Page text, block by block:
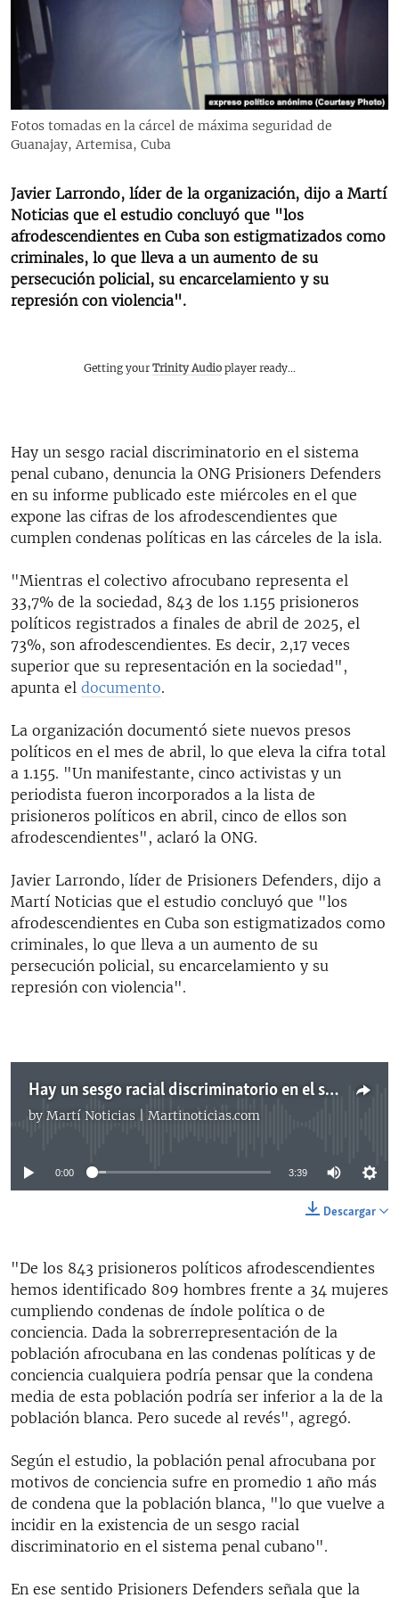
RADIO MARTÍ
ESPECIALES
LA REALIDAD DE LA VIVIENDA EN CUBA
SER VIEJO EN CUBA
LOS SANTOS DE HIALEAH
DESINFORMACIÓN RUSA EN AMÉRICA LATINA
LA INVASIÓN DE RUSIA A UCRANIA
EDITORIALES
Fotos tomadas en la cárcel de máxima seguridad de
Guanajay, Artemisa, Cuba
Javier Larrondo, líder de la organización, dijo a Martí
Noticias que el estudio concluyó que "los
afrodescendientes en Cuba son estigmatizados como
criminales, lo que lleva a un aumento de su
persecución policial, su encarcelamiento y su
represión con violencia".
Getting yourTrinity Audio player ready...
Hay un sesgo racial discriminatorio en el sistema
penal cubano, denuncia la ONG Prisioners Defenders
en su informe publicado este miércoles en el que
expone las cifras de los afrodescendientes que
cumplen condenas políticas en las cárceles de la isla.
"Mientras el colectivo afrocubano representa el
33,7% de la sociedad, 843 de los 1.155 prisioneros
políticos registrados a finales de abril de 2025, el
73%, son afrodescendientes. Es decir, 2,17 veces
superior que su representación en la sociedad",
apunta el documento.
La organización documentó siete nuevos presos
políticos en el mes de abril, lo que eleva la cifra total
a 1.155. "Un manifestante, cinco activistas y un
periodista fueron incorporados a la lista de
prisioneros políticos en abril, cinco de ellos son
afrodescendientes", aclaró la ONG.
Javier Larrondo, líder de Prisioners Defenders, dijo a
Martí Noticias que el estudio concluyó que "los
afrodescendientes en Cuba son estigmatizados como
criminales, lo que lleva a un aumento de su
persecución policial, su encarcelamiento y su
represión con violencia".
Hay un sesgo racial discriminatorio en el sistema penal cubano, denuncia ONG
by Martí Noticias | Martinoticias.com
No media source currently available
0:00 3:39
Descargar
"De los 843 prisioneros políticos afrodescendientes
hemos identificado 809 hombres frente a 34 mujeres
cumpliendo condenas de índole política o de
conciencia. Dada la sobrerrepresentación de la
población afrocubana en las condenas políticas y de
conciencia cualquiera podría pensar que la condena
media de esta población podría ser inferior a la de la
población blanca. Pero sucede al revés", agregó.
Según el estudio, la población penal afrocubana por
motivos de conciencia sufre en promedio 1 año más
de condena que la población blanca, "lo que vuelve a
incidir en la existencia de un sesgo racial
discriminatorio en el sistema penal cubano".
En ese sentido Prisioners Defenders señala que la